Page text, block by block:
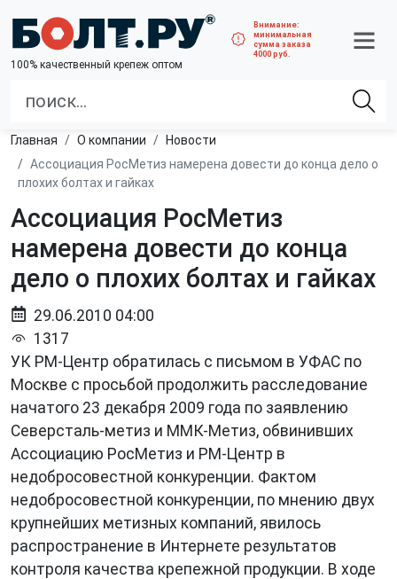
100% качественный крепеж оптом
Внимание:
минимальная
сумма заказа
4000 руб.
Главная О компании
Новости
Ассоциация РосМетиз намерена довести до конца дело о
плохих болтах и гайках
Ассоциация РосМетиз
намерена довести до конца
дело о плохих болтах и гайках
29.06.2010 04:00
1317
УК РМ-Центр обратилась с письмом в УФАС по
Москве с просьбой продолжить расследование
начатого 23 декабря 2009 года по заявлению
Северсталь-метиз и ММК-Метиз, обвинивших
Ассоциацию РосМетиз и РМ-Центр в
недобросовестной конкуренции. Фактом
недобросовестной конкуренции, по мнению двух
крупнейших метизных компаний, явилось
распространение в Интернете результатов
контроля качества крепежной продукции. В ходе